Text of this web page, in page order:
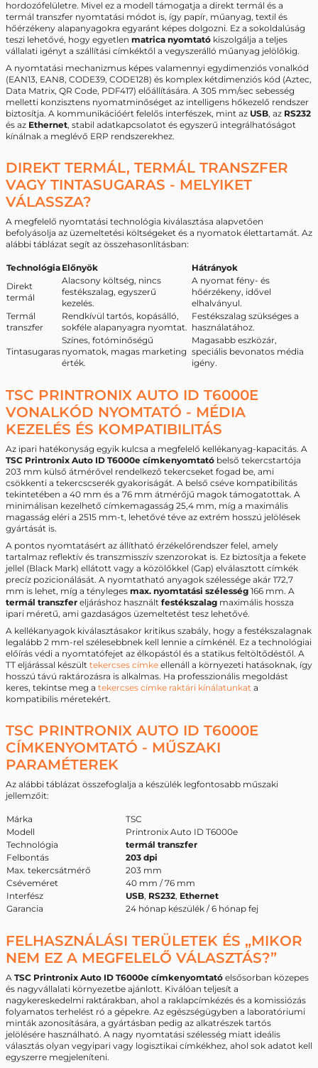
hordozófelületre. Mivel ez a modell támogatja a direkt termál és a
termál transzfer nyomtatási módot is, így papír, műanyag, textil és
hőérzékeny alapanyagokra egyaránt képes dolgozni. Ez a sokoldalúság
teszi lehetővé, hogy egyetlen matrica nyomtató kiszolgálja a teljes
vállalati igényt a szállítási címkéktől a vegyszerálló műanyag jelölőkig.
A nyomtatási mechanizmus képes valamennyi egydimenziós vonalkód
(EAN13, EAN8, CODE39, CODE128) és komplex kétdimenziós kód (Aztec,
Data Matrix, QR Code, PDF417) előállítására. A 305 mm/sec sebesség
melletti konzisztens nyomatminőséget az intelligens hőkezelő rendszer
biztosítja. A kommunikációért felelős interfészek, mint az USB, az RS232
és az Ethernet, stabil adatkapcsolatot és egyszerű integrálhatóságot
kínálnak a meglévő ERP rendszerekhez.
DIREKT TERMÁL, TERMÁL TRANSZFER
VAGY TINTASUGARAS - MELYIKET
VÁLASSZA?
A megfelelő nyomtatási technológia kiválasztása alapvetően
befolyásolja az üzemeltetési költségeket és a nyomatok élettartamát. Az
alábbi táblázat segít az összehasonlításban:
Technológia Előnyök
Hátrányok
Direkt
termál
Alacsony költség, nincs
festékszalag, egyszerű
kezelés.
A nyomat fény- és
hőérzékeny, idővel
elhalványul.
Termál
transzfer
Rendkívül tartós, kopásálló,
sokféle alapanyagra nyomtat.
Festékszalag szükséges a
használatához.
Tintasugaras
Színes, fotóminőségű
nyomatok, magas marketing
érték.
Magasabb eszközár,
speciális bevonatos média
igény.
TSC PRINTRONIX AUTO ID T6000E
VONALKÓD NYOMTATÓ - MÉDIA
KEZELÉS ÉS KOMPATIBILITÁS
Az ipari hatékonyság egyik kulcsa a megfelelő kellékanyag-kapacitás. A
TSC Printronix Auto ID T6000e címkenyomtató belső tekercstartója
203 mm külső átmérővel rendelkező tekercseket fogad be, ami
csökkenti a tekercscserék gyakoriságát. A belső cséve kompatibilitás
tekintetében a 40 mm és a 76 mm átmérőjű magok támogatottak. A
minimálisan kezelhető címkemagasság 25,4 mm, míg a maximális
magasság eléri a 2515 mm-t, lehetővé téve az extrém hosszú jelölések
gyártását is.
A pontos nyomtatásért az állítható érzékelőrendszer felel, amely
tartalmaz reflektív és transzmisszív szenzorokat is. Ez biztosítja a fekete
jellel (Black Mark) ellátott vagy a közölőkkel (Gap) elválasztott címkék
precíz pozicionálását. A nyomtatható anyagok szélessége akár 172,7
mm is lehet, míg a tényleges max. nyomtatási szélesség 166 mm. A
termál transzfer eljáráshoz használt festékszalag maximális hossza
ipari méretű, ami gazdaságos üzemeltetést tesz lehetővé.
A kellékanyagok kiválasztásakor kritikus szabály, hogy a festékszalagnak
legalább 2 mm-rel szélesebbnek kell lennie a címkénél. Ez a technológiai
előírás védi a nyomtatófejet az élkopástól és a statikus feltöltődéstől. A
TT eljárással készült tekercses címke ellenáll a környezeti hatásoknak, így
hosszú távú raktározásra is alkalmas. Ha professzionális megoldást
keres, tekintse meg a tekercses címke raktári kínálatunkat a
kompatibilis méretekért.
TSC PRINTRONIX AUTO ID T6000E
CÍMKENYOMTATÓ - MŰSZAKI
PARAMÉTEREK
Az alábbi táblázat összefoglalja a készülék legfontosabb műszaki
jellemzőit:
Márka
TSC
Modell
Printronix Auto ID T6000e
Technológia
termál transzfer
Felbontás
203 dpi
Max. tekercsátmérő
203 mm
Cséveméret
40 mm / 76 mm
Interfész
USB, RS232, Ethernet
Garancia
24 hónap készülék / 6 hónap fej
FELHASZNÁLÁSI TERÜLETEK ÉS „MIKOR
NEM EZ A MEGFELELŐ VÁLASZTÁS?”
A TSC Printronix Auto ID T6000e címkenyomtató elsősorban közepes
és nagyvállalati környezetbe ajánlott. Kiválóan teljesít a
nagykereskedelmi raktárakban, ahol a raklapcímkézés és a komissiózás
folyamatos terhelést ró a gépekre. Az egészségügyben a laboratóriumi
minták azonosítására, a gyártásban pedig az alkatrészek tartós
jelölésére használható. A nagy nyomtatási szélesség miatt ideális
választás olyan vegyipari vagy logisztikai címkékhez, ahol sok adatot kell
egyszerre megjeleníteni.